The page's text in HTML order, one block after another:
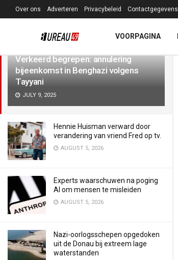
LATEST TRENDING Filter
Verkeerd begrepen: annulering
bijeenkomst in Benghazi volgens
Tayyani
JULY 9, 2025
Hennie Huisman verward door
verandering van vriend Fred op tv.
AUGUST 5, 2026
Experts waarschuwen na poging
AI om mensen te misleiden
AUGUST 5, 2026
Nazi-oorlogsschepen opgedoken
uit de Donau bij extreem lage
waterstanden
Over ons Adverteren Privacybeleid Contactgegevens
VOORPAGINA